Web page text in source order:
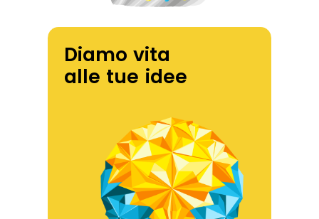
Diamo vita
alle tue idee